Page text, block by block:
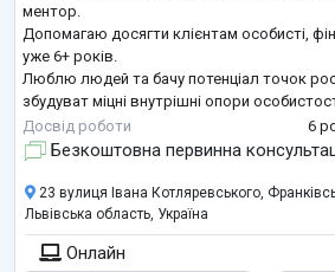
ментор.
Допомагаю досягти клієнтам особисті,
уже 6+ років.
Люблю людей та бачу потенціал точок
збудуват міцні внутрішні опори
Працюю із спиняючими негативними
грошей та інших особистісних переконань ,
вийти за рамки шаблонного мис ...
Досвід роботи 6
Безкоштовна первинна
23 вулиця Івана Котляревського,
Львівська область, Україна
Онлайн